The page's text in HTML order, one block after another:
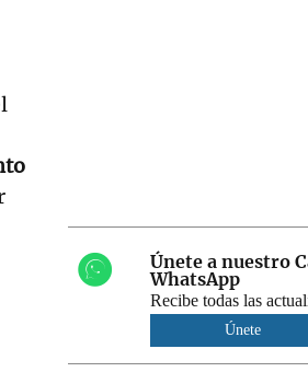
Únete a nuestro
WhatsApp
Recibe todas las
Únete